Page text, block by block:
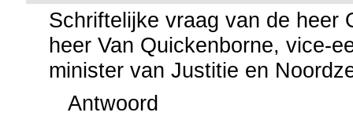
Schriftelijke vraag van de heer
heer Van Quickenborne, vice-
minister van Justitie en
Antwoord